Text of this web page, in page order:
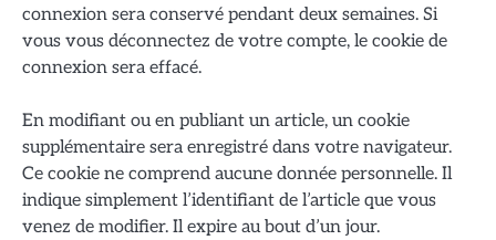
connexion sera conservé pendant deux semaines. Si
vous vous déconnectez de votre compte, le cookie de
connexion sera effacé.
En modifiant ou en publiant un article, un cookie
supplémentaire sera enregistré dans votre navigateur.
Ce cookie ne comprend aucune donnée personnelle. Il
indique simplement l’identifiant de l’article que vous
venez de modifier. Il expire au bout d’un jour.